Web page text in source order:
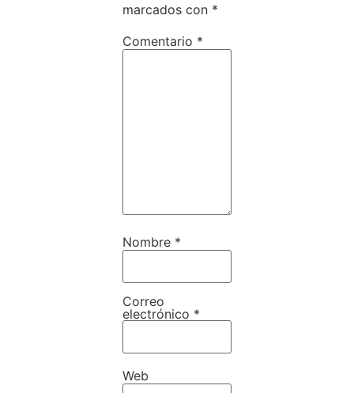
marcados con *
Comentario *
Nombre *
Correo
electrónico *
Web